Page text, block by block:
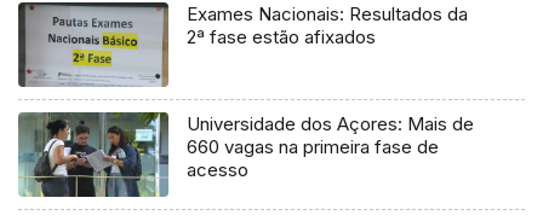
Exames Nacionais: Resultados da
2ª fase estão afixados
Universidade dos Açores: Mais de
660 vagas na primeira fase de
acesso